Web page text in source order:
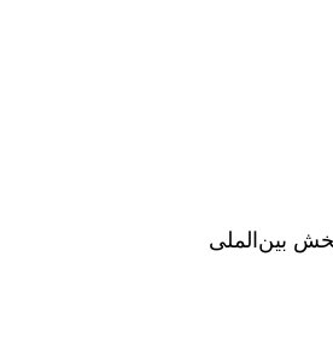
بین‌الملی